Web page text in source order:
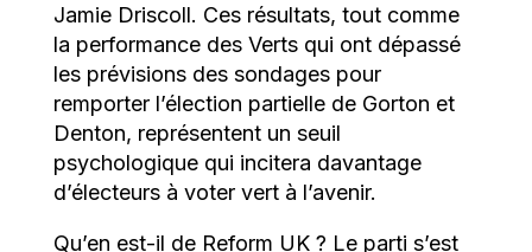
Jamie Driscoll. Ces résultats, tout comme
la performance des Verts qui ont dépassé
les prévisions des sondages pour
remporter l’élection partielle de Gorton et
Denton, représentent un seuil
psychologique qui incitera davantage
d’électeurs à voter vert à l’avenir.
Qu’en est-il de Reform UK ? Le parti s’est